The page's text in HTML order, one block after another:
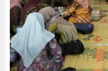
Cerita Pendek
Internasional
Olahraga